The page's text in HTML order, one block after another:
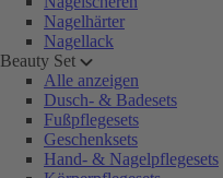
Nagelhärter
Nagellack
Beauty Set
Alle anzeigen
Dusch- & Badesets
Fußpflegesets
Geschenksets
Hand- & Nagelpflegesets